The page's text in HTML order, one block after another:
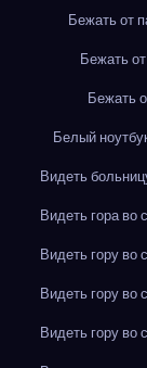
Бежать от
Бежать
Бежать
Белый
Видеть
Видеть гора во
Видеть гору во
Видеть гору во
Видеть гору во